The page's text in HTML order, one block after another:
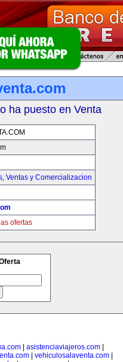
ha puesto en Venta
, Ventas y Comercializacion
ofertas
| asistenciaviajeros.com|
vehiculosalaventa.com